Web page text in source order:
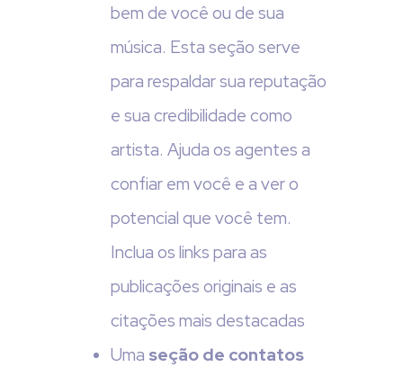
bem de você ou de sua
música. Esta seção serve
para respaldar sua reputação
e sua credibilidade como
artista. Ajuda os agentes a
confiar em você e a ver o
potencial que você tem.
Inclua os links para as
publicações originais e as
citações mais destacadas
Uma seção de contatos